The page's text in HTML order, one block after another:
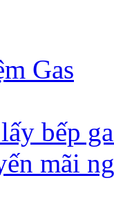
Gas
bếp
mãi